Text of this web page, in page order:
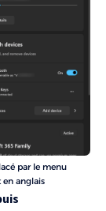
par le menu
en anglais